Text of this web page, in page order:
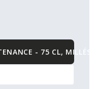
- 75 CL,